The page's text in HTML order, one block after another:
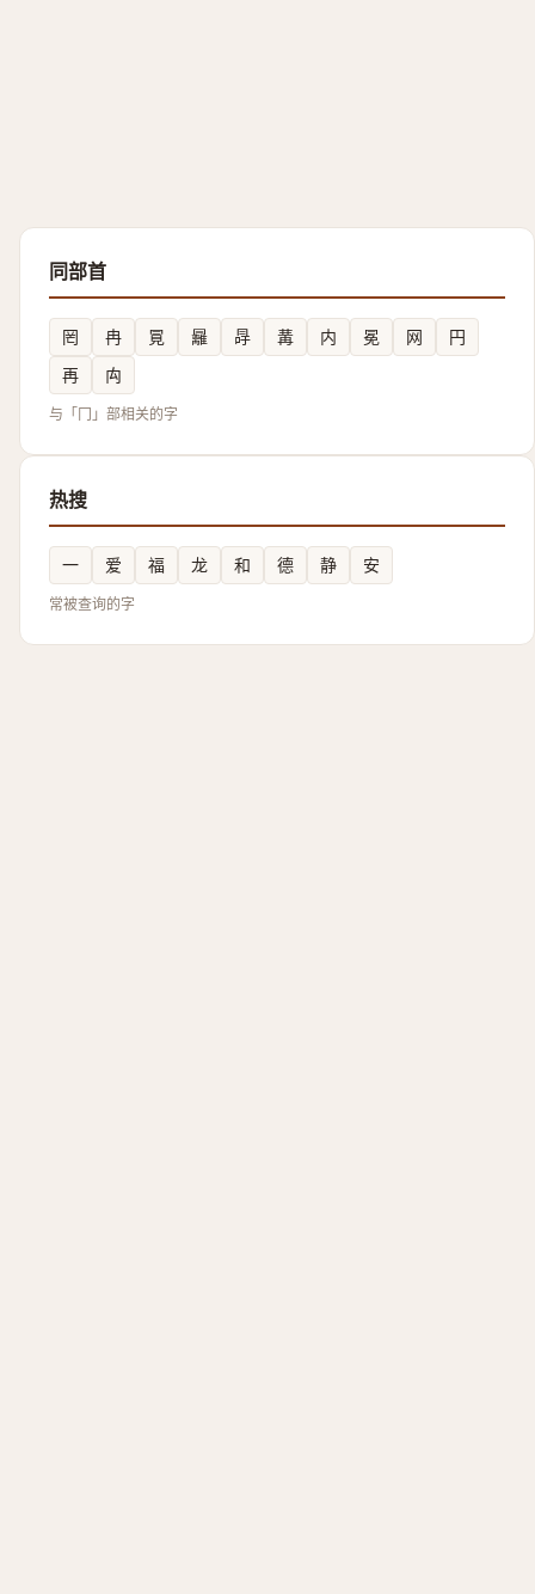
同部首
罔 冉 㒻 㒿 冔 冓 内 冕 网
円
再
禸
与「冂」部相关的字
热搜
一 爱 福 龙 和 德 静 安
常被查询的字